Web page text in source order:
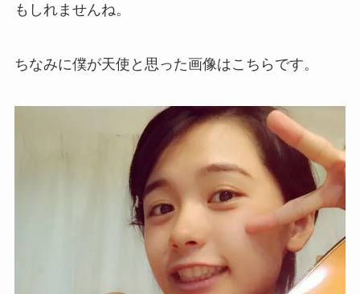
もしれませんね。
ちなみに僕が天使と思った画像はこちらです。